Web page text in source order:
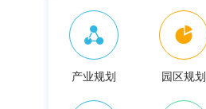
产业规划 园区规划